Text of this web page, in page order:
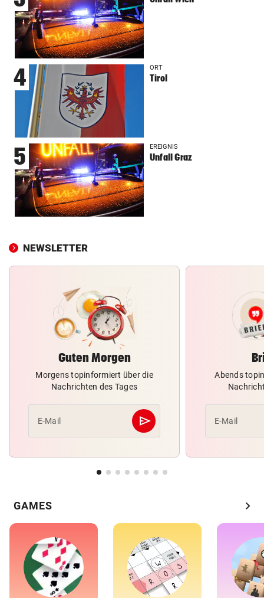
4 ORT
Tirol
5 EREIGNIS
Unfall Graz
NEWSLETTER
Guten Morgen
Morgens topinformiert über die
Nachrichten des Tages
E-Mail send
Abschicken
Abends
E-Mail
GAMES chevron_right